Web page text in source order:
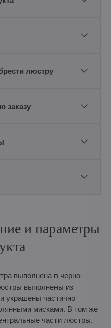
люстру
заказу
и параметры
выполнена в черно-
выполнены из
и украшены частично
мисками. В том же
части люстры.